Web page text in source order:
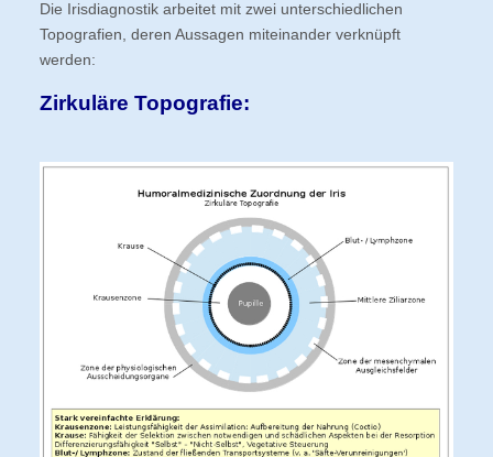
Die Irisdiagnostik arbeitet mit zwei unterschiedlichen
Topografien, deren Aussagen miteinander verknüpft
werden:
Zirkuläre Topografie: